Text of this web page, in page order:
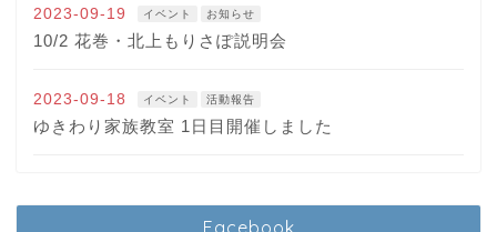
2023-09-19 イベント お知らせ
10/2 花巻・北上もりさぽ説明会
2023-09-18 イベント 活動報告
ゆきわり家族教室 1日目開催しました
Facebook